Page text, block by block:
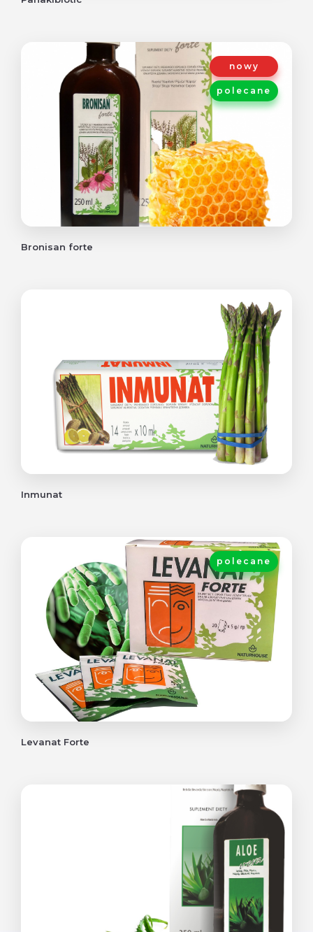
nowy
polecane
Bronisan forte
Inmunat
polecane
Levanat Forte